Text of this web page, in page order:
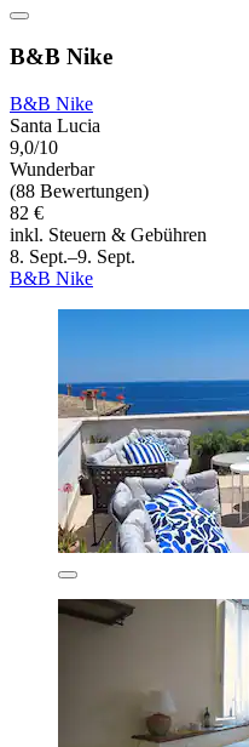
B&B Nike
B&B Nike
Santa Lucia
9,0/10
Wunderbar
(88 Bewertungen)
82 €
inkl. Steuern & Gebühren
8. Sept.–9. Sept.
B&B Nike